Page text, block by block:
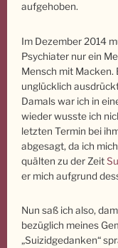
aufgehoben.
Im Dezember 2014
Psychiater nur ein
Mensch mit Macken.
unglücklich
Damals war ich in
wieder wusste ich
letzten Termin bei
abgesagt, da ich
quälten zu der Zeit
er mich aufgrund
Nun saß ich also,
bezüglich meines
„Suizidgedanken“